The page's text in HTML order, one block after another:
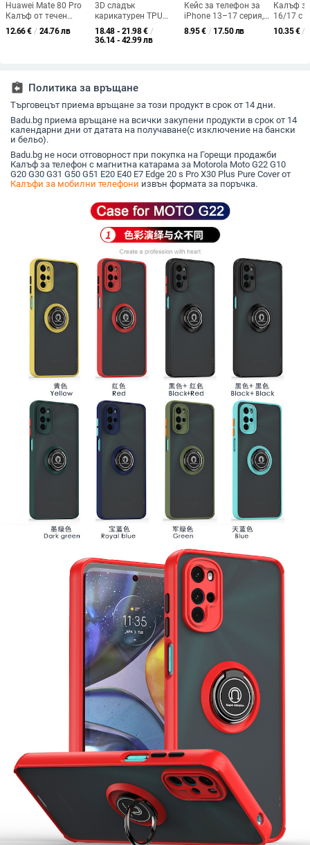
Huawei Mate 80 Pro
Калъф от течен
силикон с въртяща
се стойка –
12.66€ / 24.76 лв
3D сладък
карикатурен TPU
калъф за Samsung
Galaxy Z Flip 6/3/4,
18.48 - 21.98€ /
36.14 - 42.99 лв
Кейс за телефон за
iPhone 13–17 серия,
акрил, матов
завършек, прозрачен
8.95€ / 17.50 лв
Калъф
16/17 с
ретро
10.35€ /
assignment_return Политика за връщане
Търговецът приема връщане за този продукт в срок от 14 дни.
Badu.bg приема връщане на всички закупени продукти в срок от 14
календарни дни от датата на получаване(с изключение на бански
и бельо).
Badu.bg не носи отговорност при покупка на Горещи продажби
Калъф за телефон с магнитна катарама за Motorola Moto G22 G10
G20 G30 G31 G50 G51 E20 E40 E7 Edge 20 s Pro X30 Plus Pure Cover от
Калъфи за мобилни телефони извън формата за поръчка.